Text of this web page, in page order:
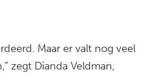
Maar er valt nog veel
zegt Dianda Veldman,